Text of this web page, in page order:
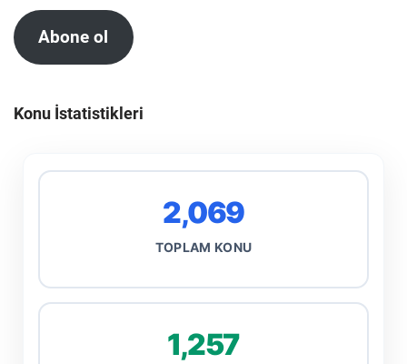
Abone ol
Konu İstatistikleri
2,069
TOPLAM KONU
1,257